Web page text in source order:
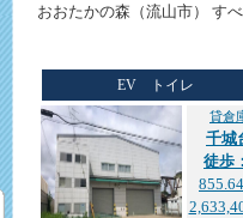
おおたかの森（流山市） す
EV トイレ
貸倉
千城
徒歩